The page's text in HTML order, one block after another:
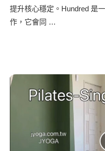
提升核心穩定。Hundred 是
作，它會同 …